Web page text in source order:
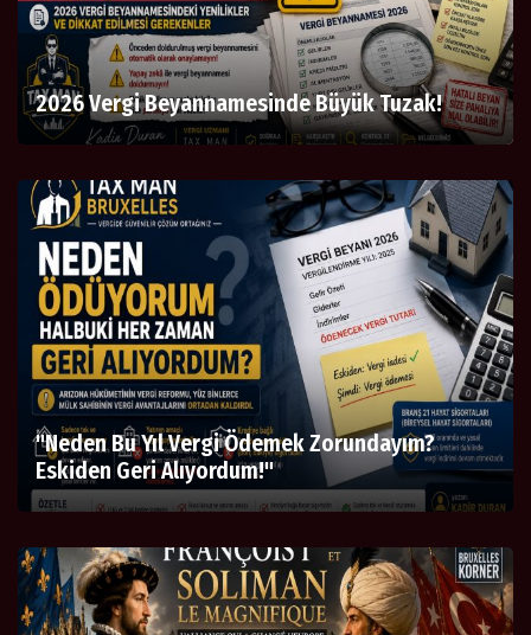
2026 Vergi Beyannamesinde Büyük Tuzak!
"Neden Bu Yıl Vergi Ödemek Zorundayım?
Eskiden Geri Alıyordum!"